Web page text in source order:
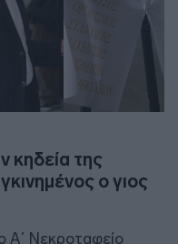
κηδεία της
ο γιος
Α΄ Νεκροταφείο